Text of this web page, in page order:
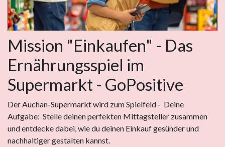
Mission "Einkaufen" - Das
Ernährungsspiel im
Supermarkt - GoPositive
Der Auchan-Supermarkt wird zum Spielfeld - Deine
Aufgabe: Stelle deinen perfekten Mittagsteller zusammen
und entdecke dabei, wie du deinen Einkauf gesünder und
nachhaltiger gestalten kannst.